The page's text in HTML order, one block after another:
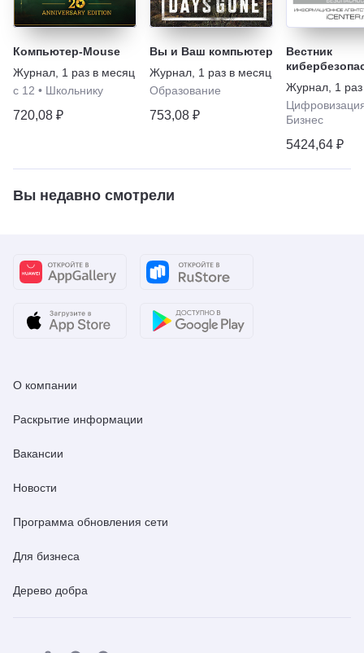
Компьютер-Mouse
Журнал 1 раз в месяц
с 12 • Школьнику
720,08 ₽
Вы и Ваш компьютер
Журнал 1 раз в месяц
Образование
753,08 ₽
Вестник
Журнал 1
Бизнес
5424,64 ₽
Вы недавно смотрели
О компании
Раскрытие информации
Вакансии
Новости
Программа обновления сети
Для бизнеса
Дерево добра